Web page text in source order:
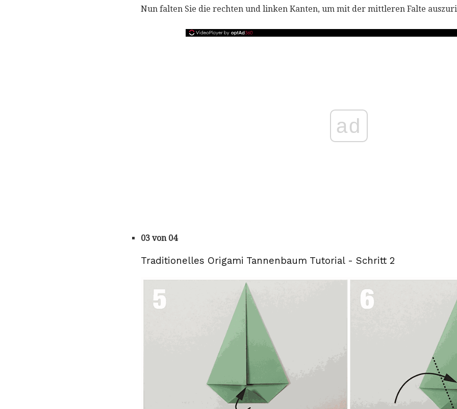
Nun falten Sie die rechten und linken Kanten, um mit der mittleren Falte
ad
03 von 04
Traditionelles Origami Tannenbaum Tutorial - Schritt 2